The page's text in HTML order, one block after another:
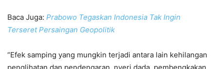
Baca Juga: Prabowo Tegaskan Indonesia Tak Ingin
Terseret Persaingan Geopolitik
“Efek samping yang mungkin terjadi antara lain kehilangan